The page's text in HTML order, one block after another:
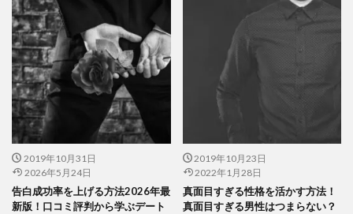
2019年10月31日
2026年5月24日
告白成功率を上げる方法2026年最
新版！口コミ評判から学ぶデート
2019年10月23日
2022年1月28日
真面目すぎる性格を活かす方法！
真面目すぎる男性はつまらない？